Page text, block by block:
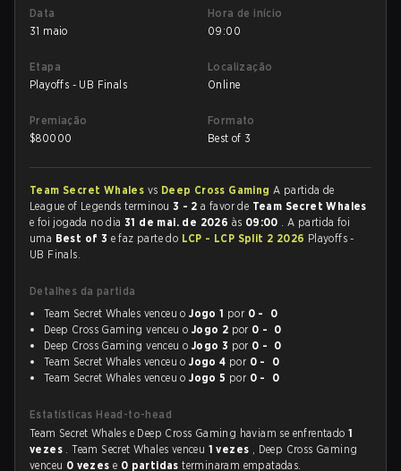
Data
31 maio
Hora de início
09:00
Etapa
Playoffs - UB Finals
Localização
Online
Premiação
$80000
Formato
Best of 3
Team Secret Whales vs Deep Cross GamingA partida de
League of Legends terminou 3 - 2 a favor de Team Secret Whales
e foi jogada no dia 31 de mai. de 2026 às 09:00 . A partida foi
uma Best of 3 e faz parte do LCP - LCP Split 2 2026 Playoffs -
UB Finals.
Detalhes da partida
Team Secret Whales venceu oJogo 1 por 0 - 0
Deep Cross Gaming venceu o Jogo 2 por 0 - 0
Deep Cross Gaming venceu o Jogo 3 por 0 - 0
Team Secret Whales venceu oJogo 4 por 0 - 0
Team Secret Whales venceu oJogo 5 por 0 - 0
Estatísticas Head-to-head
Team Secret Whales e Deep Cross Gaming haviam se enfrentado 1
vezes . Team Secret Whales venceu 1 vezes , Deep Cross Gaming
venceu 0 vezese 0 partidasterminaram empatadas.